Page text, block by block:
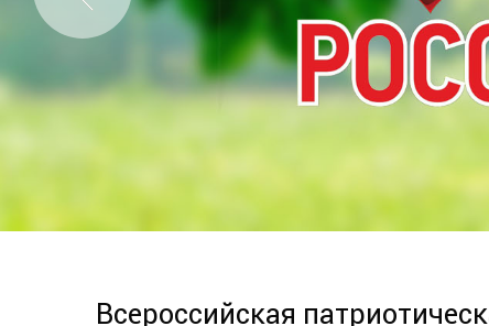
Всероссийская